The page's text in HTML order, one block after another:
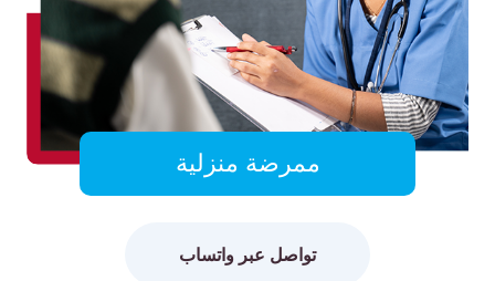
ممرضة منزلية
تواصل عبر واتساب